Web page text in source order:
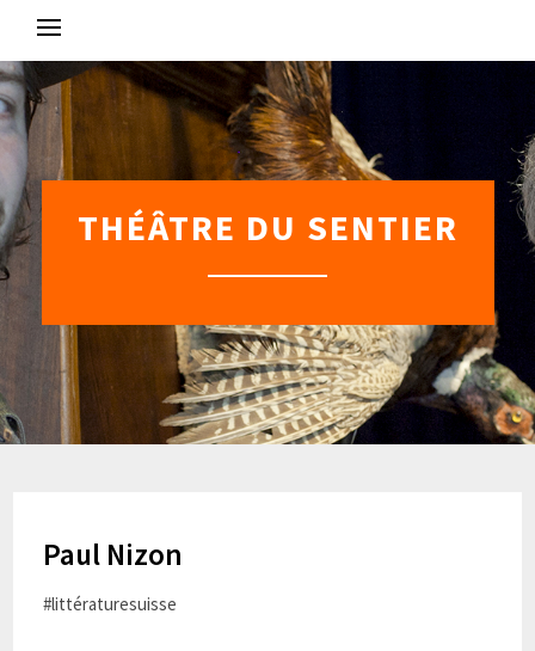
content
THÉÂTRE DU SENTIER
Paul Nizon
#littératuresuisse